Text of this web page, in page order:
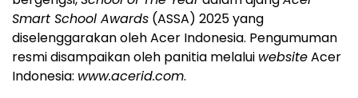
Smart School Awards (ASSA) 2025 yang
diselenggarakan oleh Acer Indonesia. Pengumuman
resmi disampaikan oleh panitia melalui websiteAcer
Indonesia: www.acerid.com.